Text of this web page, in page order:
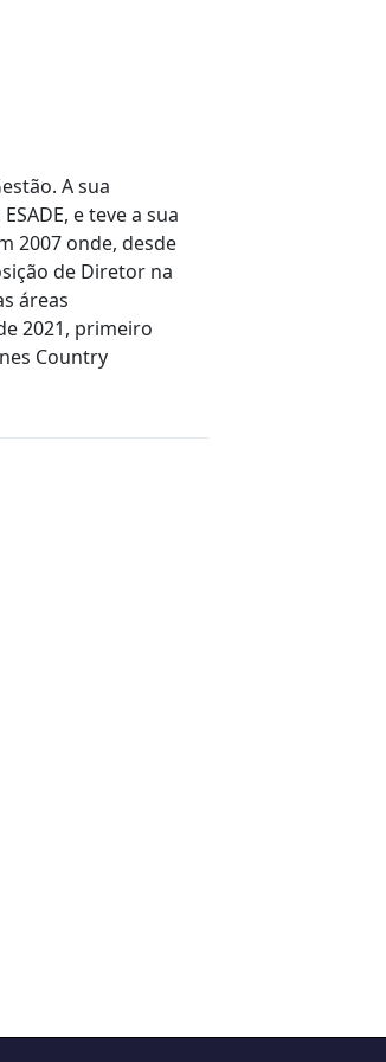
A sua
e teve a sua
2007 onde, desde
de Diretor na
áreas
2021, primeiro
Country